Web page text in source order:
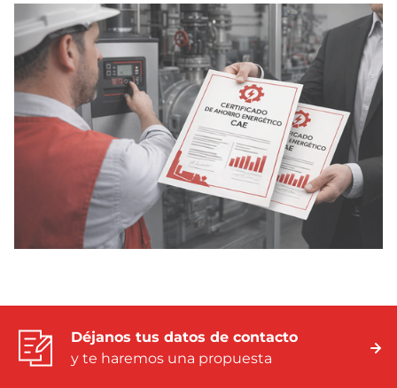
Déjanos tus datos de contacto
y te haremos una propuesta